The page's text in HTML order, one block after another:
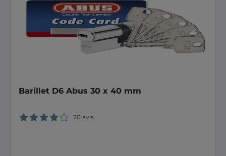
Barillet D6 Abus 30 x 40 mm
20 avis